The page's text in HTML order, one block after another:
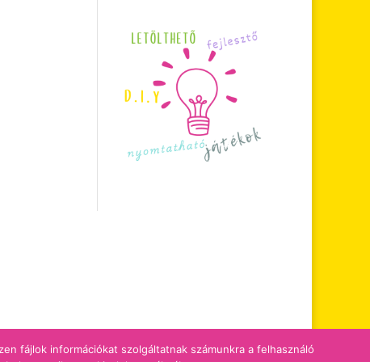
fájlok információkat szolgáltatnak számunkra a felhasználó